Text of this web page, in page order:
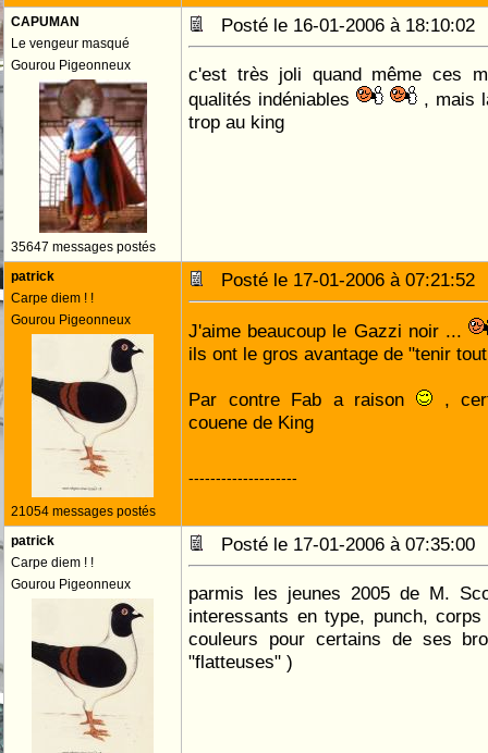
CAPUMAN
Le vengeur masqué
Gourou Pigeonneux
35647 messages postés
Posté le 16-01-2006 à
c'est très joli quand même ces
qualités indéniables
, mais
trop au king
patrick
Carpe diem ! !
Gourou Pigeonneux
21054 messages postés
Posté le 17-01-2006 à
J'aime beaucoup le Gazzi noir ...
ils ont le gros avantage de "tenir
Par contre Fab a raison
,
couene de King
--------------------
patrick
Carpe diem ! !
Gourou Pigeonneux
Posté le 17-01-2006 à
parmis les jeunes 2005 de M.
interessants en type, punch,
couleurs pour certains de ses
"flatteuses" )